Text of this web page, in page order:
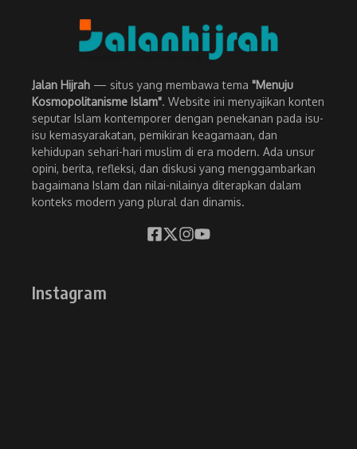
Jalan Hijrah — situs yang membawa tema "Menuju
Kosmopolitanisme Islam". Website ini menyajikan konten
seputar Islam kontemporer dengan penekanan pada isu-
isu kemasyarakatan, pemikiran keagamaan, dan
kehidupan sehari-hari muslim di era modern. Ada unsur
opini, berita, refleksi, dan diskusi yang menggambarkan
bagaimana Islam dan nilai-nilainya diterapkan dalam
konteks modern yang plural dan dinamis.
Instagram